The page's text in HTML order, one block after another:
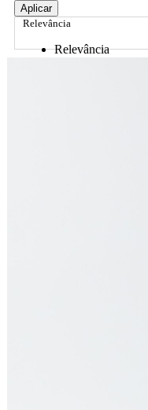
Aplicar
Relevância
Relevância